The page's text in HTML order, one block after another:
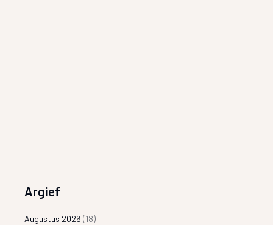
Argief
Augustus 2026 (18)